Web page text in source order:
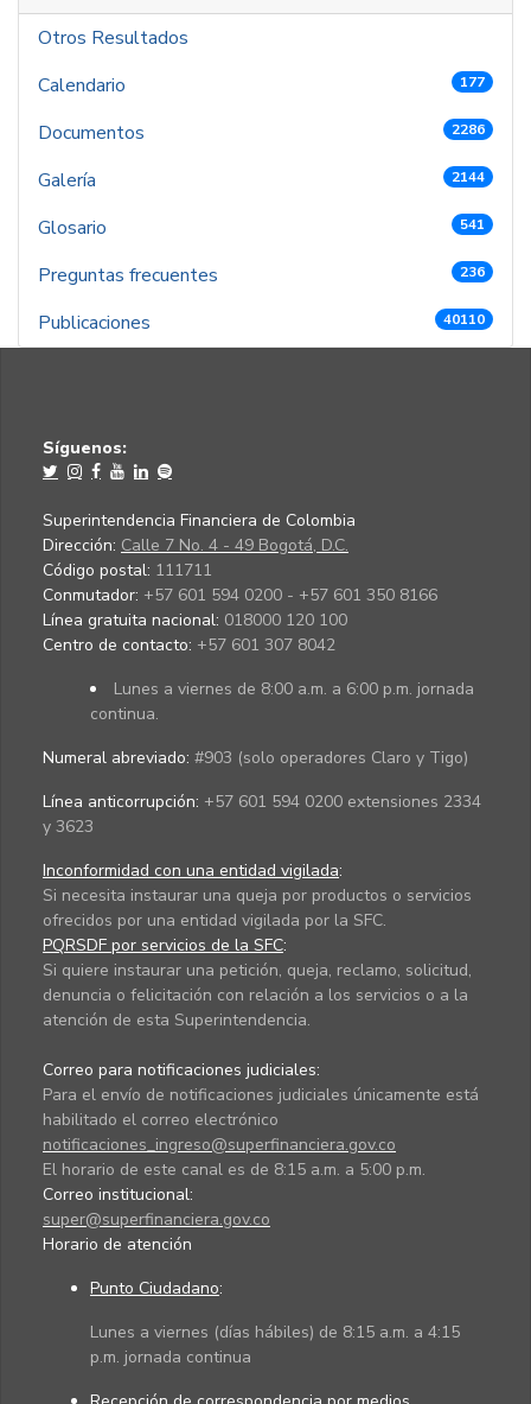
Otros Resultados
Calendario
177
Documentos 2286
Galería 2144
Glosario 541
Preguntas frecuentes 236
Publicaciones 40110
Síguenos:
Superintendencia Financiera de Colombia
Dirección: Calle 7 No. 4 - 49 Bogotá, D.C.
Código postal: 111711
Conmutador: +57 601 594 0200 - +57 601 350 8166
Línea gratuita nacional: 018000 120 100
Centro de contacto: +57 601 307 8042
Lunes a viernes de 8:00 a.m. a 6:00 p.m. jornada
continua.
Numeral abreviado: #903 (solo operadores Claro y Tigo)
Línea anticorrupción: +57 601 594 0200 extensiones 2334
y 3623
Inconformidad con una entidad vigilada:
Si necesita instaurar una queja por productos o servicios
ofrecidos por una entidad vigilada por la SFC.
PQRSDF por servicios de la SFC:
Si quiere instaurar una petición, queja, reclamo, solicitud,
denuncia o felicitación con relación a los servicios o a la
atención de esta Superintendencia.
Correo para notificaciones judiciales:
Para el envío de notificaciones judiciales únicamente está
habilitado el correo electrónico
notificaciones_ingreso@superfinanciera.gov.co
El horario de este canal es de 8:15 a.m. a 5:00 p.m.
Correo institucional:
super@superfinanciera.gov.co
Horario de atención
Punto Ciudadano:
Lunes a viernes (días hábiles) de 8:15 a.m. a 4:15
p.m. jornada continua